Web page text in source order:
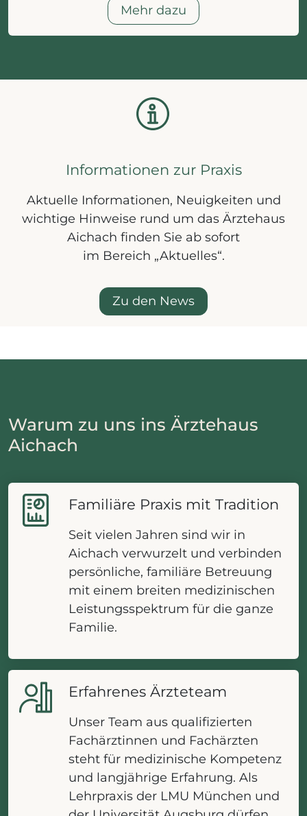
Mehr dazu
Informationen zur Praxis
Aktuelle Informationen, Neuigkeiten und
wichtige Hinweise rund um das Ärztehaus
Aichach finden Sie ab sofort
im Bereich „Aktuelles“.
Zu den News
Warum zu uns ins Ärztehaus
Aichach
Familiäre Praxis mit Tradition
Seit vielen Jahren sind wir in
Aichach verwurzelt und verbinden
persönliche, familiäre Betreuung
mit einem breiten medizinischen
Leistungsspektrum für die ganze
Familie.
Erfahrenes Ärzteteam
Unser Team aus qualifizierten
Fachärztinnen und Fachärzten
steht für medizinische Kompetenz
und langjährige Erfahrung. Als
Lehrpraxis der LMU München und